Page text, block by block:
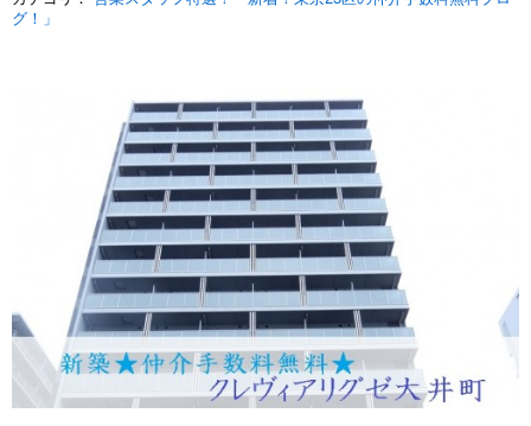
グ！」